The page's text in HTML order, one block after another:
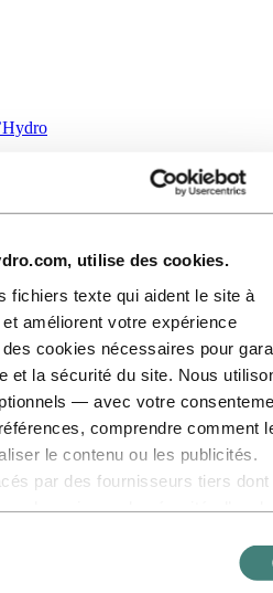
utilise des cookies.
fichiers texte qui aident le site à
améliorent votre expérience
cookies nécessaires pour
et la sécurité du site. Nous
— avec votre
comprendre comment
le contenu ou les publicités.
par des fournisseurs tiers dont
de notre site avec d’autres
fournies ou qu’ils ont collectées